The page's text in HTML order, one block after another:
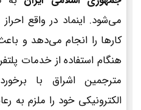
می‌شود. اینماد در واقع
کارها را انجام می‌دهد و
هنگام استفاده از خدمات
مترجمین اشراق با
الکترونیکی خود را ملزم به